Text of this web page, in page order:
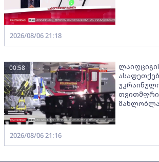
2026/08/06 21:18
00:58
2026/08/06 21:16